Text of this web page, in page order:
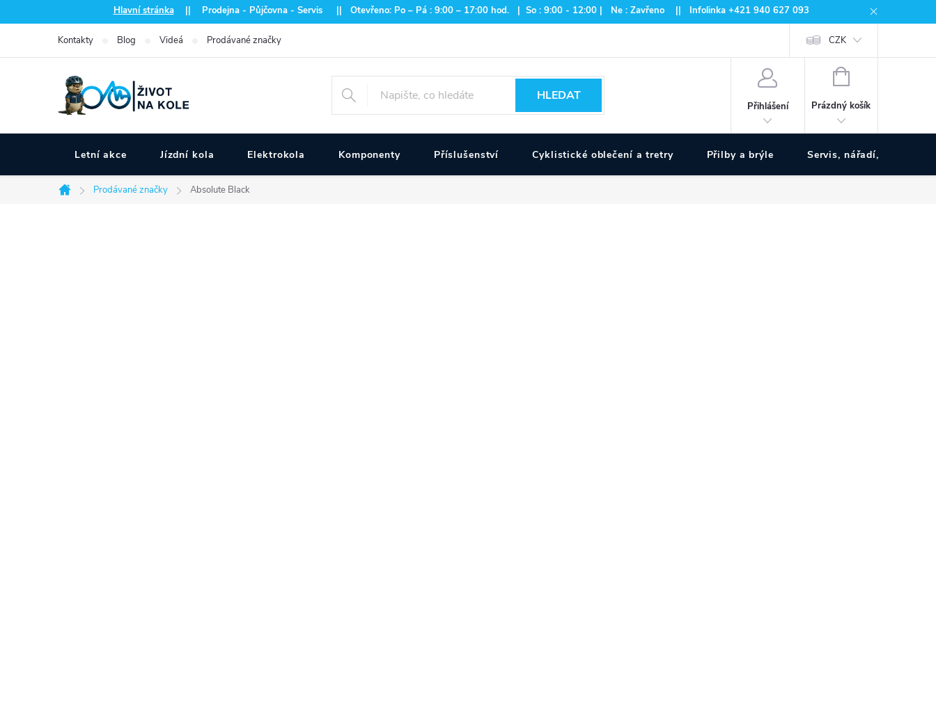
na
Hlavní stránka|| Prodejna - Půjčovna - Servis || Otevřeno: Po – Pá : 9:00 – 17:00 hod. | So : 9:00 - 12:00 | Ne : Zavřeno || Infolinka +421 940 627 093
Kontakty Blog Videá Prodávané značky CZK
HLEDAT
Přihlášení
NÁKUPNÍ
Prázdný košík
Letní akce Jízdní kola Elektrokola Komponenty Příslušenství Cyklistické oblečení a tretry Přilby a brýle Servis, nářadí, pumpy
Domů
Prodávané značky Absolute Black